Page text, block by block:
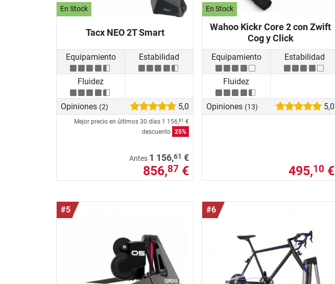
En Stock
Tacx NEO 2T Smart
Equipamiento Estabilidad
Fluidez
Opiniones (2) 5,0
Mejor precio en últimos 30 días 1 156,61 €
descuento 25%
Antes 1 156,61 €
856,87 €
En Stock
Wahoo Kickr Core 2 con Zwift
Cog y Click
Equipamiento Estabilidad
Fluidez
Opiniones (13) 5,0
495,10 €
#5 #6